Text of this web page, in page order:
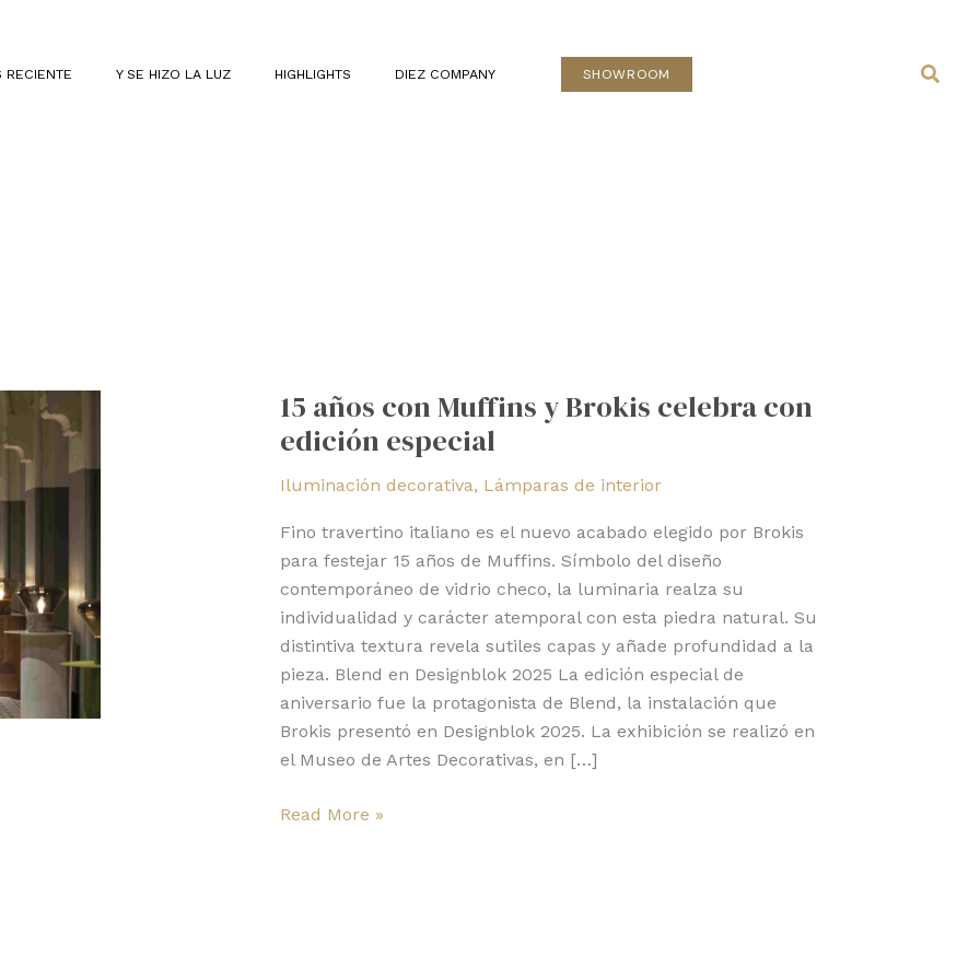
RECIENTE Y SE HIZO LA LUZ HIGHLIGHTS DIEZ COMPANY SHOWROOM
15 años con Muffins y Brokis celebra con
edición especial
Iluminación decorativa, Lámparas de interior
Fino travertino italiano es el nuevo acabado elegido por Brokis
para festejar 15 años de Muffins. Símbolo del diseño
contemporáneo de vidrio checo, la luminaria realza su
individualidad y carácter atemporal con esta piedra natural. Su
distintiva textura revela sutiles capas y añade profundidad a la
pieza. Blend en Designblok 2025 La edición especial de
aniversario fue la protagonista de Blend, la instalación que
Brokis presentó en Designblok 2025. La exhibición se realizó en
el Museo de Artes Decorativas, en […]
con
Muffins
Brokis
celebra
especial
Read More »